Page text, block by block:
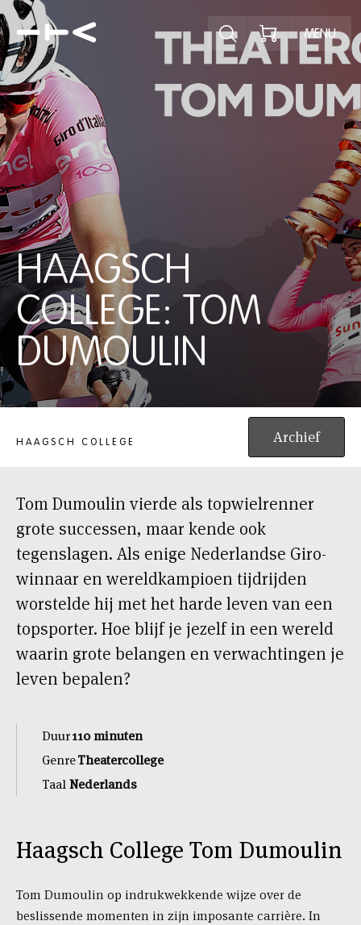
Ontdek het
MENU
HAAGSCH
COLLEGE: TOM
DUMOULIN
HAAGSCH COLLEGE Archief
Tom Dumoulin vierde als topwielrenner
grote successen, maar kende ook
tegenslagen. Als enige Nederlandse Giro-
winnaar en wereldkampioen tijdrijden
worstelde hij met het harde leven van een
topsporter. Hoe blijf je jezelf in een wereld
waarin grote belangen en verwachtingen je
leven bepalen?
Duur110 minuten
GenreTheatercollege
Taal Nederlands
Haagsch College Tom Dumoulin
Tom Dumoulin op indrukwekkende wijze over de
beslissende momenten in zijn imposante carrière. In